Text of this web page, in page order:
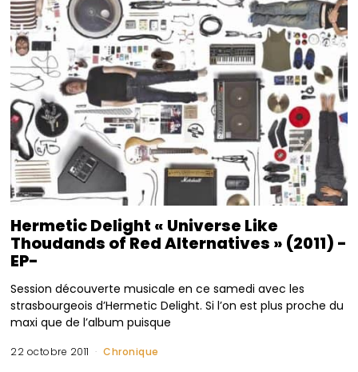
Hermetic Delight « Universe Like
Thoudands of Red Alternatives » (2011) -
EP-
Session découverte musicale en ce samedi avec les
strasbourgeois d’Hermetic Delight. Si l’on est plus proche du
maxi que de l’album puisque
22 octobre 2011 Chronique